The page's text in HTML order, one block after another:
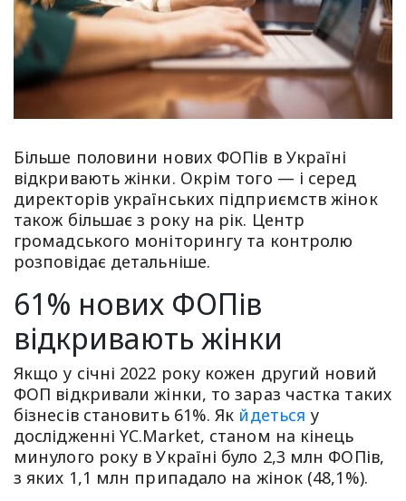
Більше половини нових ФОПів в Україні
відкривають жінки. Окрім того — і серед
директорів українських підприємств жінок
також більшає з року на рік. Центр
громадського моніторингу та контролю
розповідає детальніше.
61% нових ФОПів
відкривають жінки
Якщо у січні 2022 року кожен другий новий
ФОП відкривали жінки, то зараз частка таких
бізнесів становить 61%. Як йдеться у
дослідженні YC.Market, станом на кінець
минулого року в Україні було 2,3 млн ФОПів,
з яких 1,1 млн припадало на жінок (48,1%).